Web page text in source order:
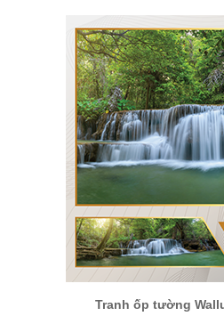
Tranh ốp tường